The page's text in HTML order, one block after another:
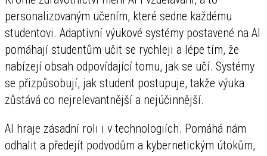
personalizovaným učením, které sedne každému
studentovi. Adaptivní výukové systémy postavené na AI
pomáhají studentům učit se rychleji a lépe tím, že
nabízejí obsah odpovídající tomu, jak se učí. Systémy
se přizpůsobují, jak student postupuje, takže výuka
zůstává co nejrelevantnější a nejúčinnější.
AI hraje zásadní roli i v technologiích. Pomáhá nám
odhalit a předejít podvodům a kybernetickým útokům,